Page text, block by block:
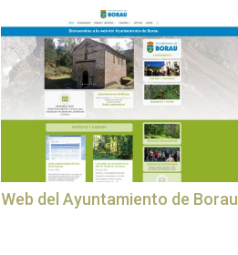
Web del Ayuntamiento de Borau